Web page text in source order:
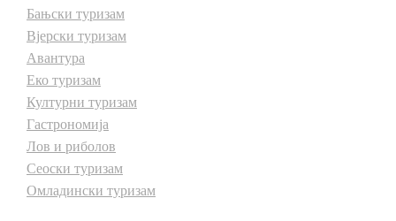
Списак дестинација
Мапа дестинација
Манифестације
Смјештај
Мултимедија
Бањски туризам
Вјерски туризам
Авантура
Еко туризам
Културни туризам
Гастрономија
Лов и риболов
Сеоски туризам
Омладински туризам
Списак дестинација
Мапа дестинација
Манифестације
Смјештај
Мултимедија